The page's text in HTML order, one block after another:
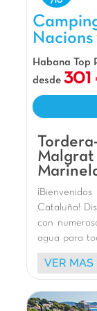
Camping
Nacions
Habana Top
desde 301
Malgrat
Cataluña!
con
agua para
las áreas de
VER MAS